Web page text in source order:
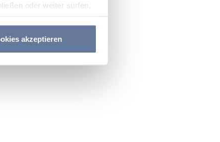
oder weiter surfen,
akzeptieren